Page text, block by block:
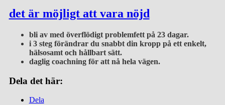
det är möjligt att vara nöjd
bli av med överflödigt problemfett på 23 dagar.
i 3 steg förändrar du snabbt din kropp på ett enkelt,
hälsosamt och hållbart sätt.
daglig coachning för att nå hela vägen.
Dela det här:
Dela